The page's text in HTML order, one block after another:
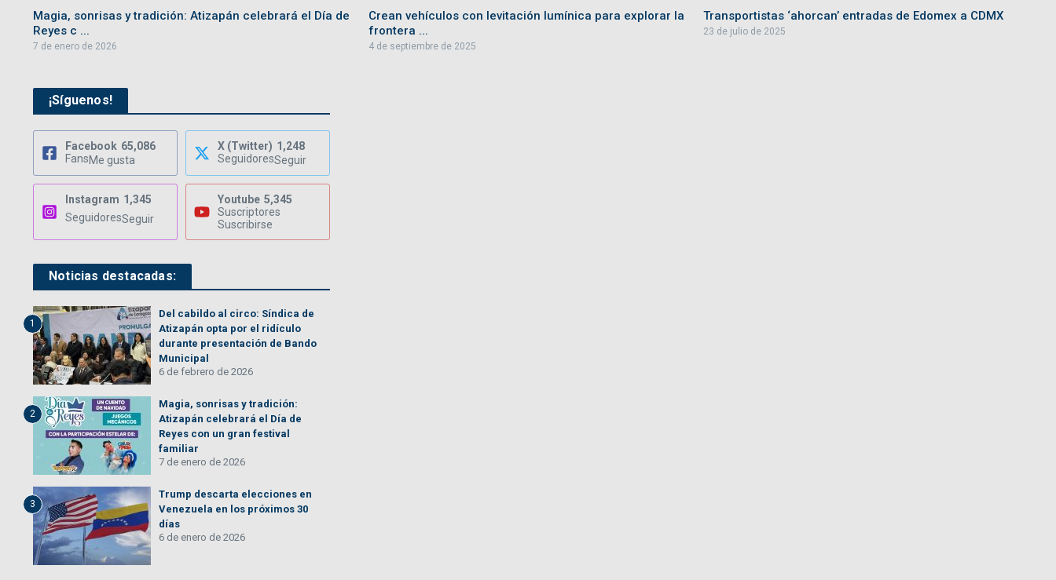
Magia, sonrisas y tradición: Atizapán celebrará el Día de
Reyes c ...
7 de enero de 2026
Crean vehículos con levitación lumínica para explorar la
frontera ...
4 de septiembre de 2025
Transportistas ‘ahorcan’ entradas de Edomex a CDMX
23 de julio de 2025
¡Síguenos!
Facebook 65,086
FansMe gusta
X (Twitter) 1,248
SeguidoresSeguir
Instagram 1,345
SeguidoresSeguir
Youtube 5,345
Suscriptores
Suscribirse
Noticias destacadas:
1
Del cabildo al circo: Síndica de
Atizapán opta por el ridículo
durante presentación de Bando
Municipal
6 de febrero de 2026
2
Magia, sonrisas y tradición:
Atizapán celebrará el Día de
Reyes con un gran festival
familiar
7 de enero de 2026
3
Trump descarta elecciones en
Venezuela en los próximos 30
días
6 de enero de 2026